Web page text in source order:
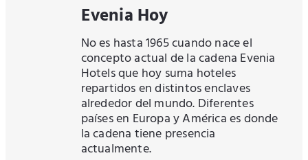
Evenia Hoy
No es hasta 1965 cuando nace el
concepto actual de la cadena Evenia
Hotels que hoy suma hoteles
repartidos en distintos enclaves
alrededor del mundo. Diferentes
países en Europa y América es donde
la cadena tiene presencia
actualmente.